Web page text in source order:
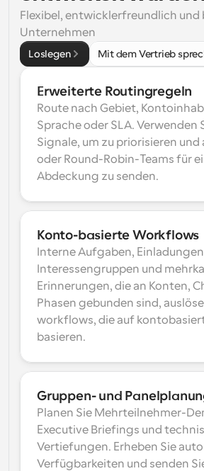
Flexibel, entwicklerfreundlich und
Unternehmen
Loslegen Mit dem Vertrieb
Erweiterte Routingregeln
Route nach Gebiet,
Sprache oder SLA. Verwenden
Signale, um zu priorisieren
oder Round-Robin-Teams für
Abdeckung zu senden.
Konto-basierte Workflows
Interne Aufgaben,
Interessengruppen und
Erinnerungen, die an Konten,
Phasen gebunden sind,
workflows, die auf
basieren.
Gruppen- und
Planen Sie Mehrteilnehmer-
Executive Briefings und
Vertiefungen. Erheben Sie
Verfügbarkeiten und senden